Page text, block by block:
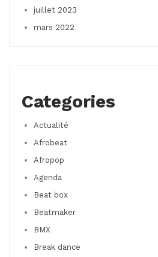
juillet 2023
mars 2022
Categories
Actualité
Afrobeat
Afropop
Agenda
Beat box
Beatmaker
BMX
Break dance